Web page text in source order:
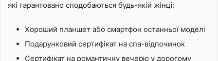
які гарантовано сподобаються будь-якій жінці:
Хороший планшет або смартфон останньої моделі
Подарунковий сертифікат на спа-відпочинок
Сертифікат на романтичну вечерю у дорогому